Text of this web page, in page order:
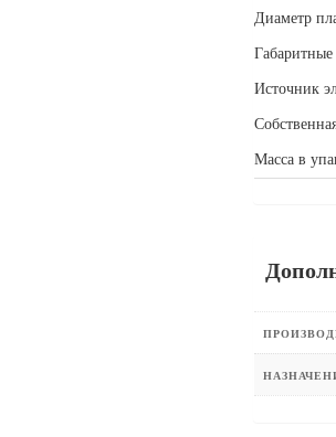
Диаметр
Источник
Масса в